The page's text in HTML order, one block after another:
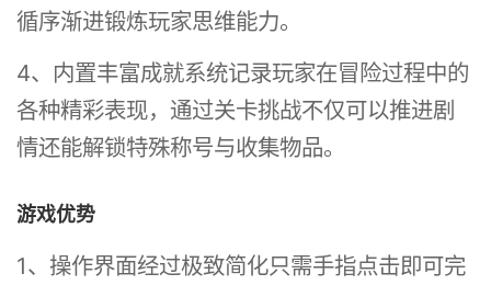
循序渐进锻炼玩家思维能力。
4、内置丰富成就系统记录玩家在冒险过程中的
各种精彩表现，通过关卡挑战不仅可以推进剧
情还能解锁特殊称号与收集物品。
游戏优势
1、操作界面经过极致简化只需手指点击即可完